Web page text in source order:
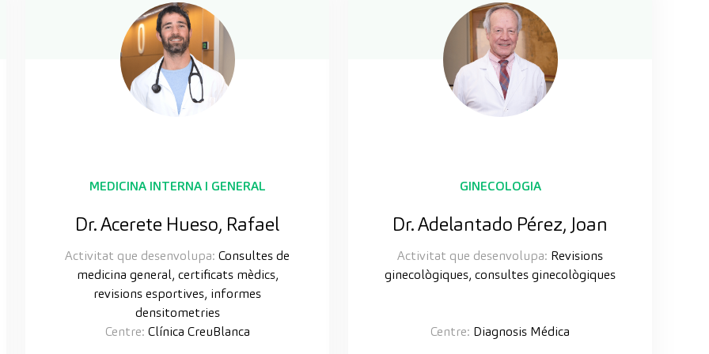
MEDICINA INTERNA I GENERAL
Dr. Acerete Hueso, Rafael
Activitat que desenvolupa: Consultes de
medicina general, certificats mèdics,
revisions esportives, informes
densitometries
Centre: Clínica CreuBlanca
GINECOLOGIA
Dr. Adelantado Pérez, Joan
Activitat que desenvolupa: Revisions
ginecològiques, consultes ginecològiques
Centre: Diagnosis Médica